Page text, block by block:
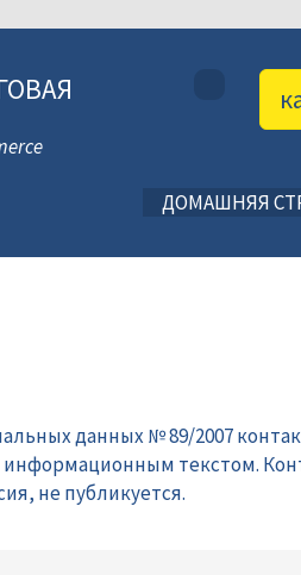
ДОМАШНЯЯ
данных № 89/2007
информационным текстом.
не публикуется.